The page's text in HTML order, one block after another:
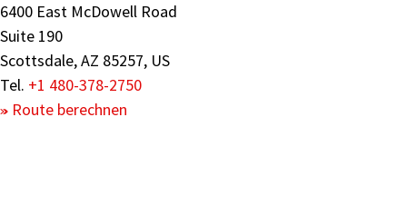
6400 East McDowell Road
Suite 190
Scottsdale, AZ 85257, US
Tel. +1 480-378-2750
Route berechnen